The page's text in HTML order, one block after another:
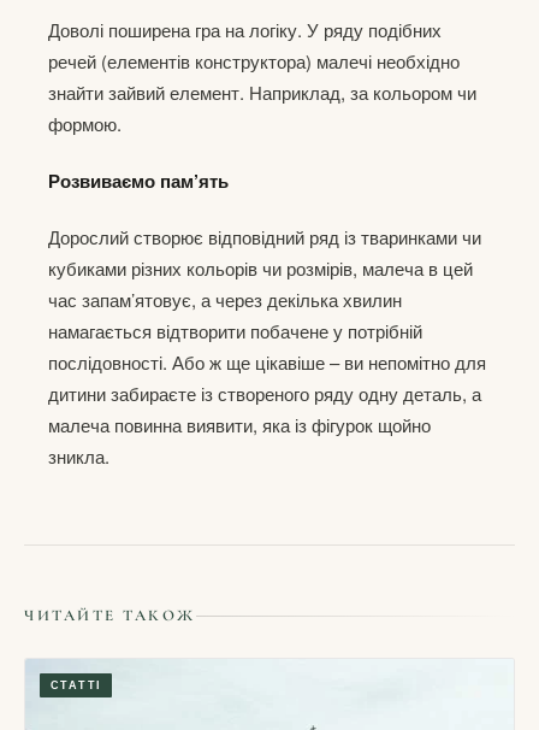
Доволі поширена гра на логіку. У ряду подібних
речей (елементів конструктора) малечі необхідно
знайти зайвий елемент. Наприклад, за кольором чи
формою.
Розвиваємо пам’ять
Дорослий створює відповідний ряд із тваринками чи
кубиками різних кольорів чи розмірів, малеча в цей
час запам’ятовує, а через декілька хвилин
намагається відтворити побачене у потрібній
послідовності. Або ж ще цікавіше – ви непомітно для
дитини забираєте із створеного ряду одну деталь, а
малеча повинна виявити, яка із фігурок щойно
зникла.
ЧИТАЙТЕ ТАКОЖ
СТАТТІ